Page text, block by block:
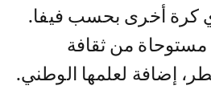
كرة أخرى بحسب فيفا.
مستوحاة من ثقافة
إضافة لعلمها الوطني.